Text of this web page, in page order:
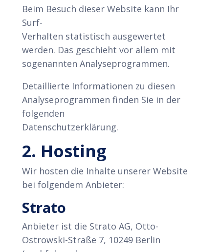
Beim Besuch dieser Website kann Ihr
Surf-
Verhalten statistisch ausgewertet
werden. Das geschieht vor allem mit
sogenannten Analyseprogrammen.
Detaillierte Informationen zu diesen
Analyseprogrammen finden Sie in der
folgenden
Datenschutzerklärung.
2. Hosting
Wir hosten die Inhalte unserer Website
bei folgendem Anbieter:
Strato
Anbieter ist die Strato AG, Otto-
Ostrowski-Straße 7, 10249 Berlin